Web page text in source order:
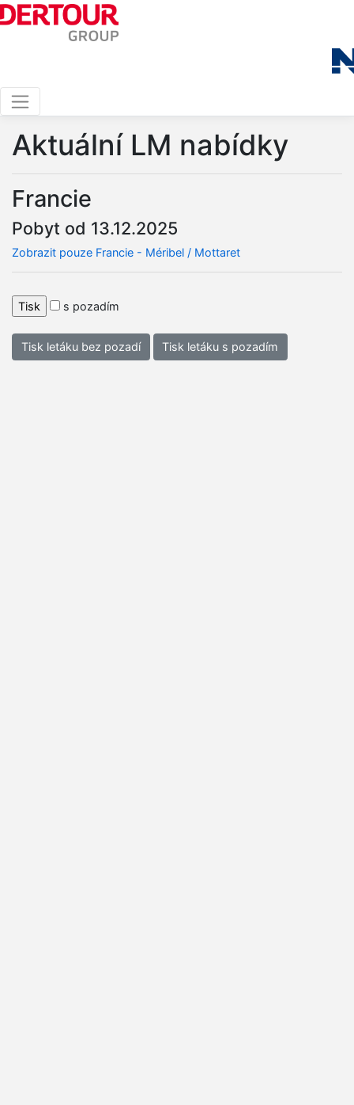
Aktuální LM nabídky
Francie
Pobyt od 13.12.2025
Zobrazit pouze Francie - Méribel / Mottaret
s pozadím
Tisk letáku bez pozadí Tisk letáku s pozadím